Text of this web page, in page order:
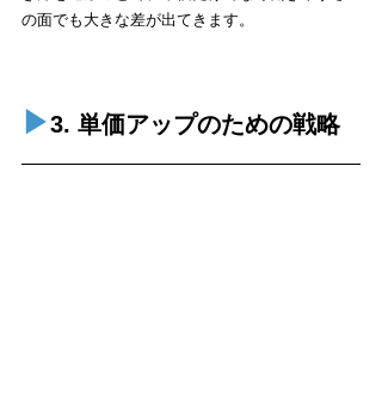
の面でも大きな差が出てきます。
▶︎3. 単価アップのための戦略